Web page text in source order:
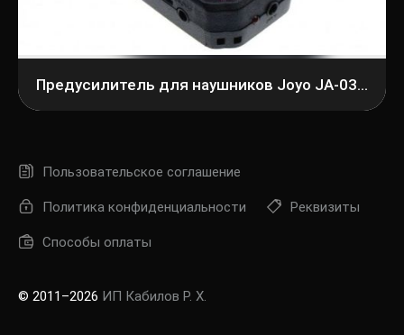
Предусилитель для наушников Joyo JA-03 Guitar Headphone Amp Lead
Пользовательское соглашение
Политика конфиденциальности Реквизиты
Способы оплаты
© 2011–2026 ИП Кабилов Р. Х.